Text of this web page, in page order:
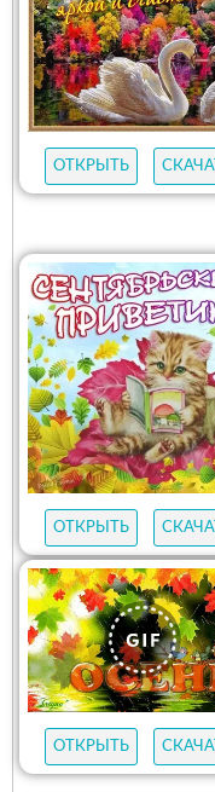
ОТКРЫТЬ
ОТКРЫТЬ
ОТКРЫТЬ